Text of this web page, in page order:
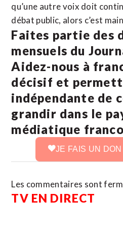
qu’une autre voix doit
débat public, alors c’est
Faites partie des
mensuels du
Aidez-nous à
décisif et
indépendante de
grandir dans le
médiatique
JE FAIS UN
Les commentaires sont
TV EN DIRECT